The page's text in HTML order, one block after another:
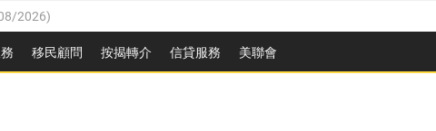
2026)
2026)
2026)
移民顧問 按揭轉介 信貸服務 美聯會